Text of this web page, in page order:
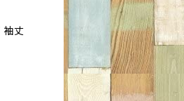
丈